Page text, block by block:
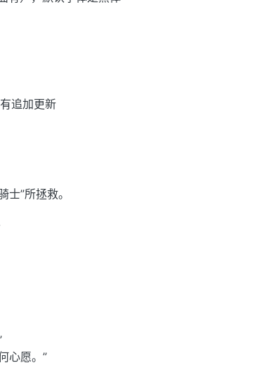
追加更新
”所拯救。
心愿。”